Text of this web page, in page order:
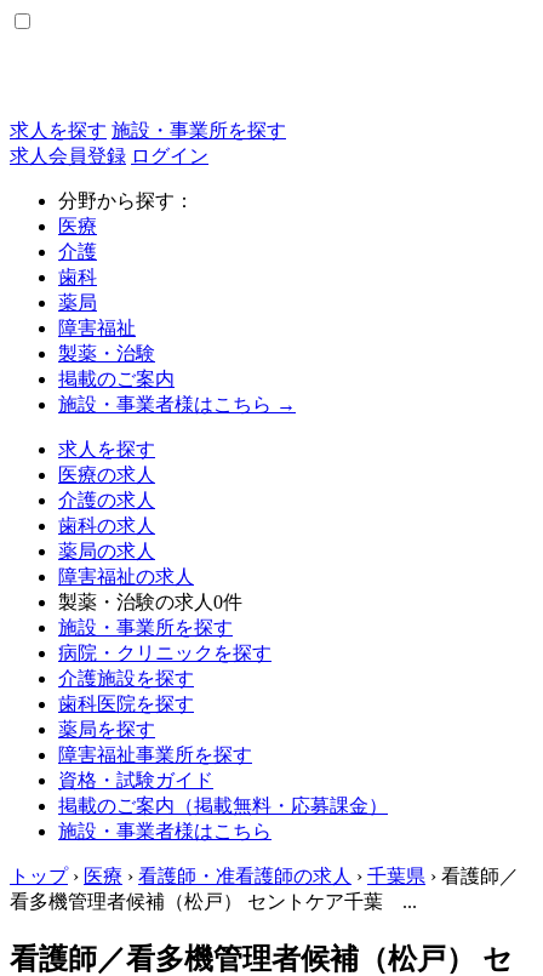
求人を探す 施設・事業所を探す
求人会員登録 ログイン
分野から探す：
医療
介護
歯科
薬局
障害福祉
製薬・治験
掲載のご案内
施設・事業者様はこちら →
求人を探す
医療の求人
介護の求人
歯科の求人
薬局の求人
障害福祉の求人
製薬・治験の求人 0件
施設・事業所を探す
病院・クリニックを探す
介護施設を探す
歯科医院を探す
薬局を探す
障害福祉事業所を探す
資格・試験ガイド
掲載のご案内（掲載無料・応募課金）
施設・事業者様はこちら
トップ › 医療 › 看護師・准看護師の求人 › 千葉県 › 看護師／
看多機管理者候補（松戸） セントケア千葉 ...
看護師／看多機管理者候補（松戸） セ